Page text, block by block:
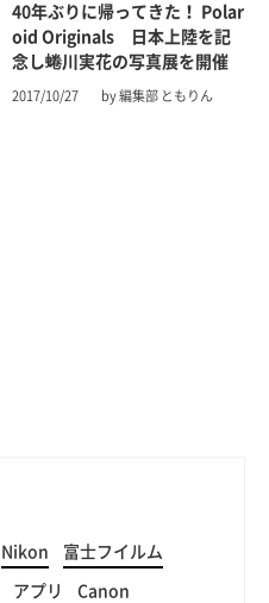
40年ぶりに帰ってきた！ Polar
oid Originals 日本上陸を記
念し蜷川実花の写真展を開催
2017/10/27 by 編集部 ともりん
Nikon 富士フイルム
アプリ Canon